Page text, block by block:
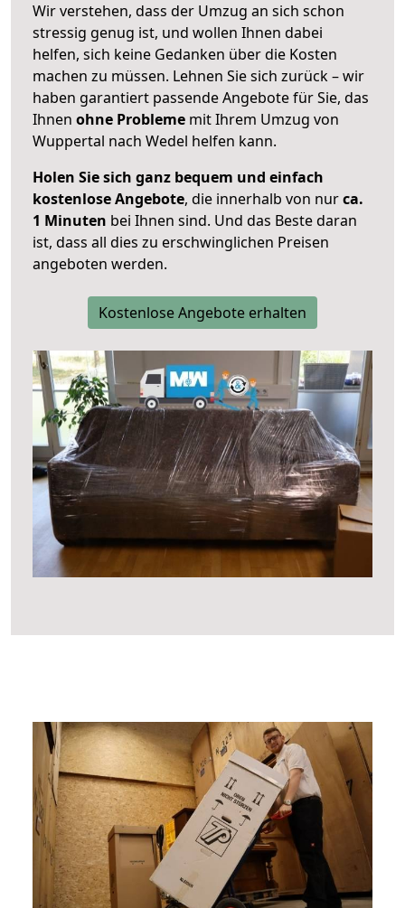
Wir verstehen, dass der Umzug an sich schon
stressig genug ist, und wollen Ihnen dabei
helfen, sich keine Gedanken über die Kosten
machen zu müssen. Lehnen Sie sich zurück – wir
haben garantiert passende Angebote für Sie, das
Ihnen ohne Probleme mit Ihrem Umzug von
Wuppertal nach Wedel helfen kann.
Holen Sie sich ganz bequem und einfach
kostenlose Angebote, die innerhalb von nurca.
1 Minuten bei Ihnen sind. Und das Beste daran
ist, dass all dies zu erschwinglichen Preisen
angeboten werden.
Kostenlose Angebote erhalten